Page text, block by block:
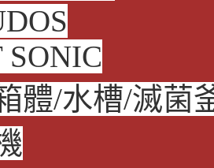
SONIC
體/水槽/滅菌